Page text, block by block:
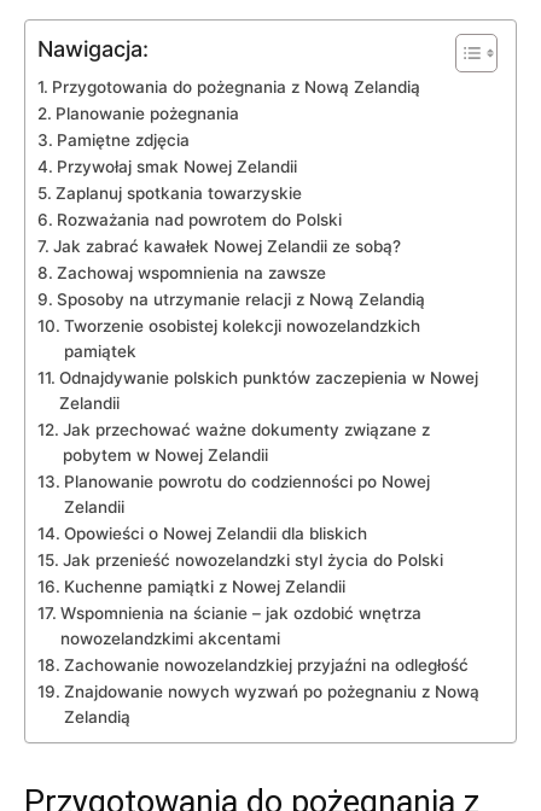
Nawigacja:
Przygotowania do pożegnania ‍z Nową Zelandią
Planowanie pożegnania
Pamiętne‍ zdjęcia
Przywołaj smak Nowej ⁣Zelandii
Zaplanuj spotkania towarzyskie
Rozważania nad powrotem do Polski
Jak zabrać kawałek Nowej Zelandii‍ ze sobą?
Zachowaj⁣ wspomnienia na zawsze
Sposoby na⁣ utrzymanie ‌relacji z Nową Zelandią
Tworzenie osobistej‌ kolekcji nowozelandzkich
‍pamiątek
Odnajdywanie polskich punktów⁢ zaczepienia w Nowej
Zelandii
Jak przechować ważne dokumenty ⁤związane z
pobytem ‌w Nowej Zelandii
Planowanie powrotu do codzienności po Nowej
⁤Zelandii
Opowieści o Nowej Zelandii⁤ dla bliskich
Jak przenieść nowozelandzki styl życia do Polski
Kuchenne pamiątki z Nowej Zelandii
Wspomnienia na ścianie – jak ozdobić wnętrza
nowozelandzkimi akcentami
Zachowanie nowozelandzkiej przyjaźni na odległość
Znajdowanie nowych​ wyzwań‌ po pożegnaniu z Nową⁢
Zelandią
Przygotowania do pożegnania ‍z